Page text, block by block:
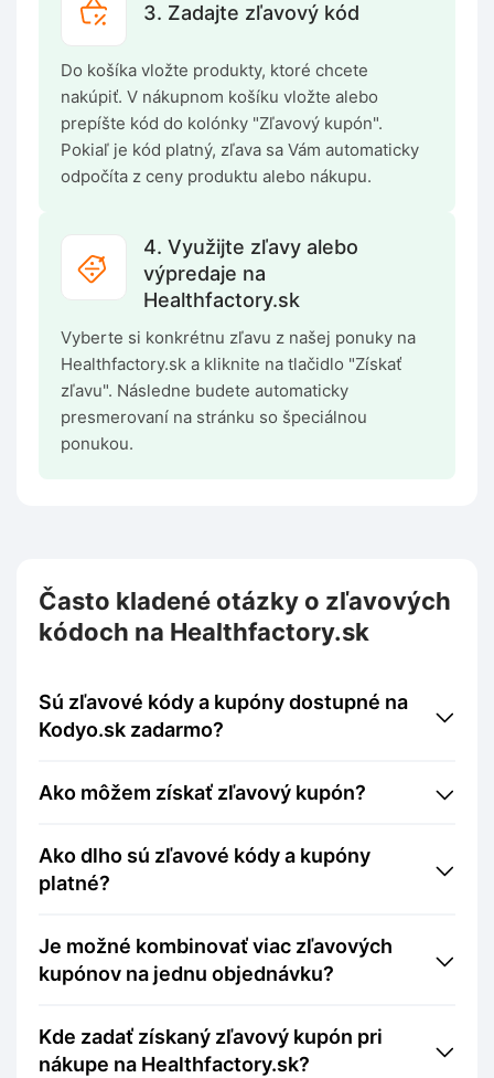
3. Zadajte zľavový kód
Do košíka vložte produkty, ktoré chcete
nakúpiť. V nákupnom košíku vložte alebo
prepíšte kód do kolónky "Zľavový kupón".
Pokiaľ je kód platný, zľava sa Vám automaticky
odpočíta z ceny produktu alebo nákupu.
4. Využijte zľavy alebo
výpredaje na
Healthfactory.sk
Vyberte si konkrétnu zľavu z našej ponuky na
Healthfactory.sk a kliknite na tlačidlo "Získať
zľavu". Následne budete automaticky
presmerovaní na stránku so špeciálnou
ponukou.
Často kladené otázky o zľavových
kódoch na Healthfactory.sk
Sú zľavové kódy a kupóny dostupné na
Kodyo.sk zadarmo?
Ako môžem získať zľavový kupón?
Ako dlho sú zľavové kódy a kupóny
platné?
Je možné kombinovať viac zľavových
kupónov na jednu objednávku?
Kde zadať získaný zľavový kupón pri
nákupe na Healthfactory.sk?